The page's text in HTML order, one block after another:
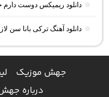
دانلود ریمیکس دوست دارم
دانلود آهنگ ترکی بانا سن
جهش موزیک
درباره